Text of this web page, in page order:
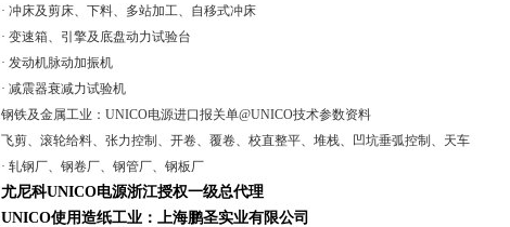
· 冲床及剪床、下料、多站加工、自移式冲床
· 变速箱、引擎及底盘动力试验台
· 发动机脉动加振机
· 减震器衰减力试验机
钢铁及金属工业：UNICO电源进口报关单@UNICO技术参数资料
飞剪、滚轮给料、张力控制、开卷、覆卷、校直整平、堆栈、凹坑垂弧控制、天车
· 轧钢厂、钢卷厂、钢管厂、钢板厂
尤尼科UNICO电源浙江授权一级总代理
UNICO使用造纸工业：上海鹏圣实业有限公司